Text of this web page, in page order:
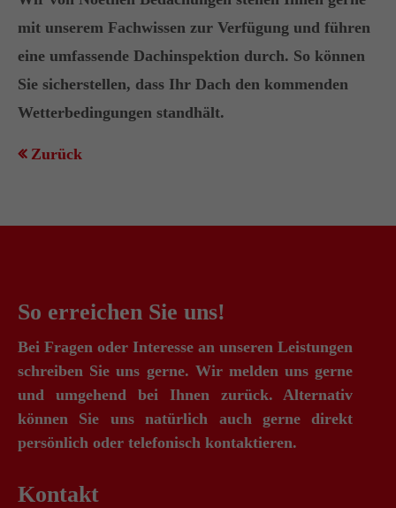
mit unserem Fachwissen zur Verfügung und führen
eine umfassende Dachinspektion durch. So können
Sie sicherstellen, dass Ihr Dach den kommenden
Wetterbedingungen standhält.
Zurück
So erreichen Sie uns!
Bei Fragen oder Interesse an unseren Leistungen
schreiben Sie uns gerne. Wir melden uns gerne
und umgehend bei Ihnen zurück. Alternativ
können Sie uns natürlich auch gerne direkt
persönlich oder telefonisch kontaktieren.
Kontakt